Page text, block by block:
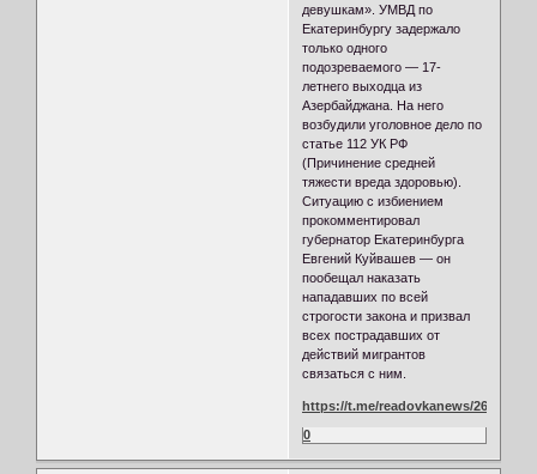
девушкам». УМВД по
Екатеринбургу задержало
только одного
подозреваемого — 17-
летнего выходца из
Азербайджана. На него
возбудили уголовное дело по
статье 112 УК РФ
(Причинение средней
тяжести вреда здоровью).
Ситуацию с избиением
прокомментировал
губернатор Екатеринбурга
Евгений Куйвашев — он
пообещал наказать
нападавших по всей
строгости закона и призвал
всех пострадавших от
действий мигрантов
связаться с ним.
https://t.me/readovkanews/26017
0